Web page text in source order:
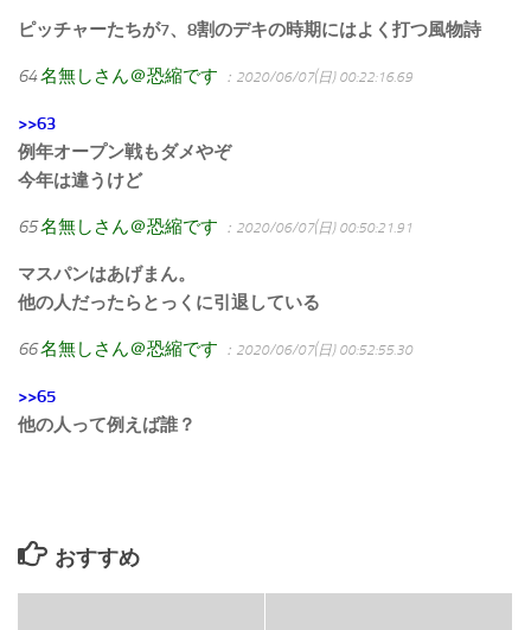
ピッチャーたちが7、8割のデキの時期にはよく打つ風物詩
64名無しさん＠恐縮です ：2020/06/07(日) 00:22:16.69
>>63
例年オープン戦もダメやぞ
今年は違うけど
65名無しさん＠恐縮です ：2020/06/07(日) 00:50:21.91
マスパンはあげまん。
他の人だったらとっくに引退している
66名無しさん＠恐縮です ：2020/06/07(日) 00:52:55.30
>>65
他の人って例えば誰？
おすすめ